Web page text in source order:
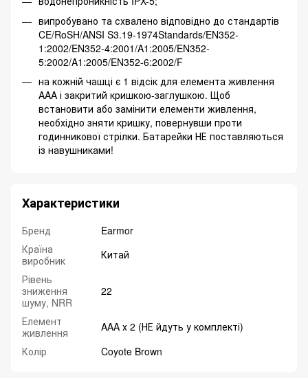
випробувано та схвалено відповідно до стандартів
CE/RoSH/ANSI S3.19-1974Standards/EN352-
1:2002/EN352-4:2001/A1:2005/EN352-
5:2002/A1:2005/EN352-6:2002/F
на кожній чашці є 1 відсік для елемента живлення
AAA і закритий кришкою-заглушкою. Щоб
встановити або замінити елементи живлення,
необхідно зняти кришку, повернувши проти
годинникової стрілки. Батарейки НЕ поставляються
із навушниками!
Характеристики
Бренд
Earmor
Країна
виробник
Китай
Рівень
зниження
шуму, NRR
22
Елемент
живлення
AAA х 2 (НЕ йдуть у комплекті)
Колір
Coyote Brown